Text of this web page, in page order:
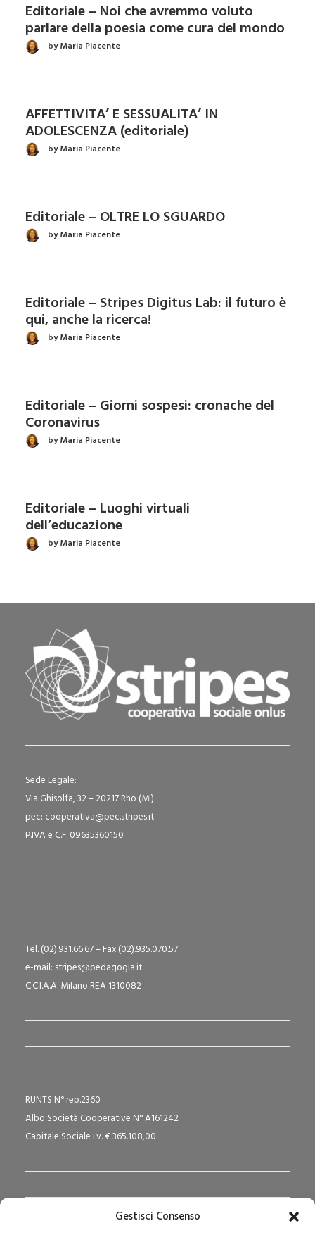
Gestisci Consenso
Editoriale – Noi che avremmo voluto
parlare della poesia come cura del mondo
by Maria Piacente
AFFETTIVITA’ E SESSUALITA’ IN
ADOLESCENZA (editoriale)
by Maria Piacente
Editoriale – OLTRE LO SGUARDO
by Maria Piacente
Editoriale – Stripes Digitus Lab: il futuro è
qui, anche la ricerca!
by Maria Piacente
Editoriale – Giorni sospesi: cronache del
Coronavirus
by Maria Piacente
Editoriale – Luoghi virtuali
dell’educazione
by Maria Piacente
Sede Legale:
Via Ghisolfa, 32 – 20217 Rho (MI)
pec: cooperativa@pec.stripes.it
P.IVA e C.F. 09635360150
Tel. (02).931.66.67 – Fax (02).935.070.57
e-mail: stripes@pedagogia.it
C.C.I.A.A. Milano REA 1310082
RUNTS N° rep.2360
Albo Società Cooperative N° A161242
Capitale Sociale i.v. € 365.108,00